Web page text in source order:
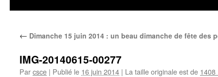
← Dimanche 15 juin 2014 : un beau dimanche de fête des
IMG-20140615-00277
Parcsce | Publié le 16 juin 2014 | La taille originale est de 1408